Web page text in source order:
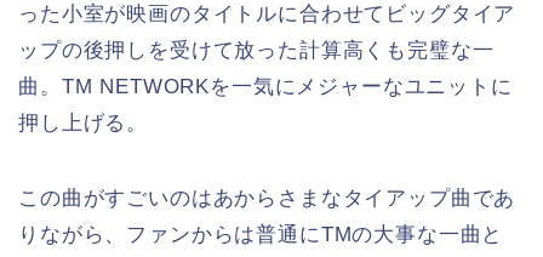
った小室が映画のタイトルに合わせてビッグタイア
ップの後押しを受けて放った計算高くも完璧な一
曲。TM NETWORKを一気にメジャーなユニットに
押し上げる。
この曲がすごいのはあからさまなタイアップ曲であ
りながら、ファンからは普通にTMの大事な一曲と